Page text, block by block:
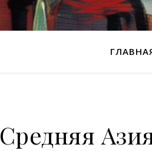
Средняя